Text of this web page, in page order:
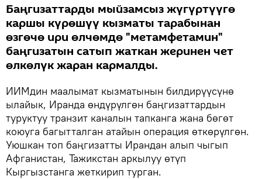
Баңгизаттарды мыйзамсыз жүгүртүүгө
каршы күрөшүү кызматы тарабынан
өзгөчө ири өлчөмдө "метамфетамин"
баңгизатын сатып жаткан жеринен чет
өлкөлүк жаран кармалды.
ИИМдин маалымат кызматынын билдирүүсүнө
ылайык, Иранда өндүрүлгөн баңгизаттардын
туруктуу транзит каналын тапканга жана бөгөт
коюуга багытталган атайын операция өткөрүлгөн.
Уюшкан топ баңгизатты Ирандан алып чыгып
Афганистан, Тажикстан аркылуу өтүп
Кыргызстанга жеткирип турган.